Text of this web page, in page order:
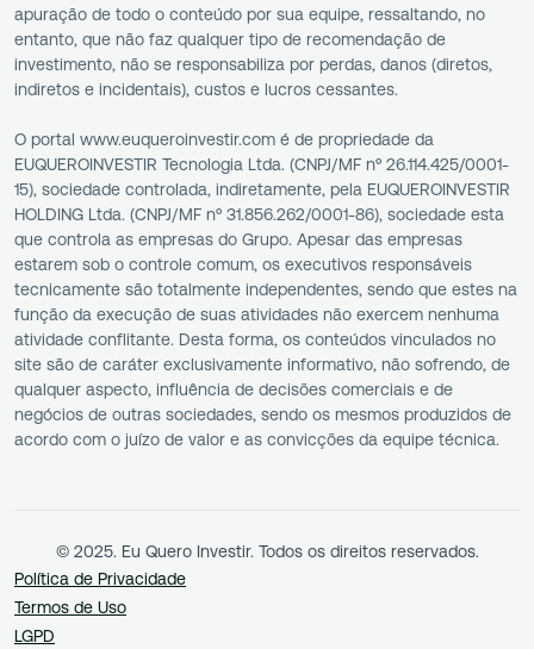
apuração de todo o conteúdo por sua equipe, ressaltando, no
entanto, que não faz qualquer tipo de recomendação de
investimento, não se responsabiliza por perdas, danos (diretos,
indiretos e incidentais), custos e lucros cessantes.
O portal www.euqueroinvestir.com é de propriedade da
EUQUEROINVESTIR Tecnologia Ltda. (CNPJ/MF nº 26.114.425/0001-
15), sociedade controlada, indiretamente, pela EUQUEROINVESTIR
HOLDING Ltda. (CNPJ/MF nº 31.856.262/0001-86), sociedade esta
que controla as empresas do Grupo. Apesar das empresas
estarem sob o controle comum, os executivos responsáveis
tecnicamente são totalmente independentes, sendo que estes na
função da execução de suas atividades não exercem nenhuma
atividade conflitante. Desta forma, os conteúdos vinculados no
site são de caráter exclusivamente informativo, não sofrendo, de
qualquer aspecto, influência de decisões comerciais e de
negócios de outras sociedades, sendo os mesmos produzidos de
acordo com o juízo de valor e as convicções da equipe técnica.
© 2025. Eu Quero Investir. Todos os direitos reservados.
Política de Privacidade
Termos de Uso
LGPD